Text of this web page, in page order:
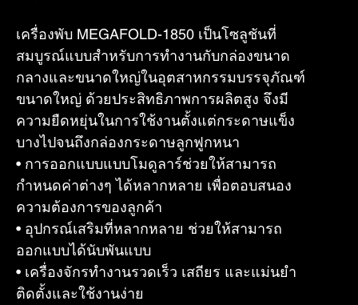
เครื่องพับ MEGAFOLD-1850 เป็นโซลูชันที่
สมบูรณ์แบบสำหรับการทำงานกับกล่องขนาด
กลางและขนาดใหญ่ในอุตสาหกรรมบรรจุภัณฑ์
ขนาดใหญ่ ด้วยประสิทธิภาพการผลิตสูง จึงมี
ความยืดหยุ่นในการใช้งานตั้งแต่กระดาษแข็ง
บางไปจนถึงกล่องกระดาษลูกฟูกหนา
• การออกแบบแบบโมดูลาร์ช่วยให้สามารถ
กำหนดค่าต่างๆ ได้หลากหลาย เพื่อตอบสนอง
ความต้องการของลูกค้า
• อุปกรณ์เสริมที่หลากหลาย ช่วยให้สามารถ
ออกแบบได้นับพันแบบ
• เครื่องจักรทำงานรวดเร็ว เสถียร และแม่นยำ
ติดตั้งและใช้งานง่าย